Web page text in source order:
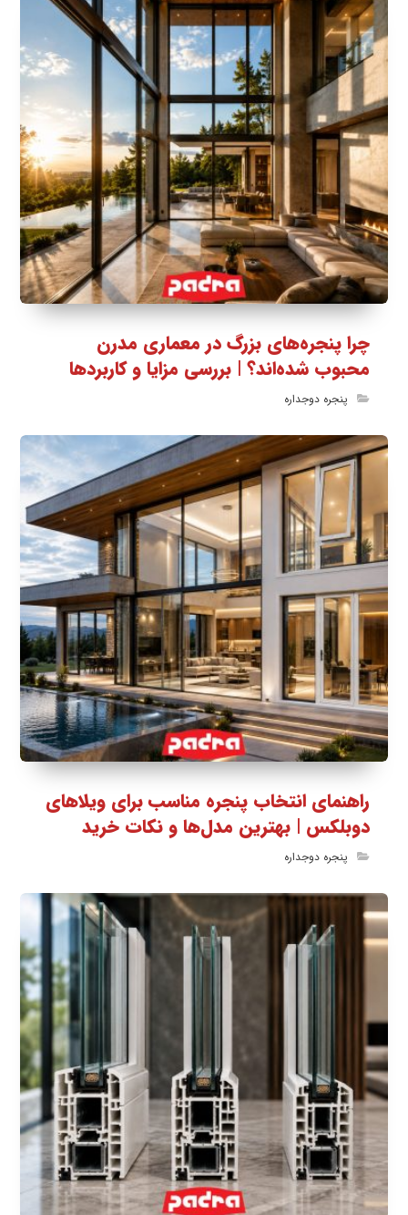
چرا پنجره‌های بزرگ در معماری مدرن
محبوب شده‌اند؟ | بررسی مزایا و کاربردها
پنجره دوجداره
راهنمای انتخاب پنجره مناسب برای ویلاهای
دوبلکس | بهترین مدل‌ها و نکات خرید
پنجره دوجداره